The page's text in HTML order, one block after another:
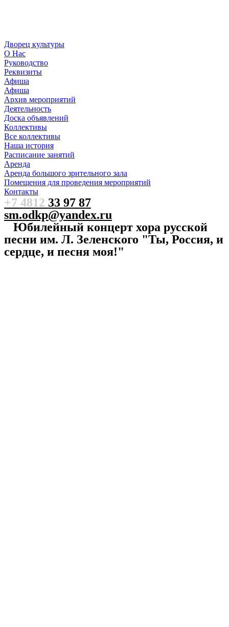
Дворец культуры
О Нас
Руководство
Реквизиты
Афиша
Афиша
Архив мероприятий
Деятельность
Доска объявлений
Коллективы
Все коллективы
Наша история
Расписание занятий
Аренда
Аренда большого зрительного зала
Помещения для проведения мероприятий
Контакты
+7 4812 33 97 87
sm.odkp@yandex.ru
Юбилейный концерт хора русской
песни им. Л. Зеленского "Ты, Россия, и
сердце, и песня моя!"